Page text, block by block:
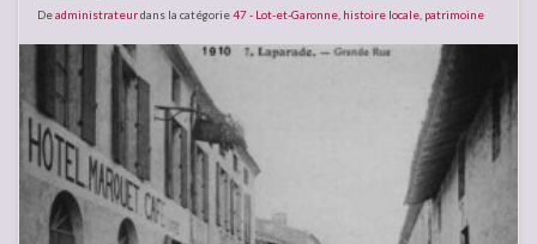
Deadministrateurdans la catégorie47 - Lot-et-Garonne histoire locale patrimoine